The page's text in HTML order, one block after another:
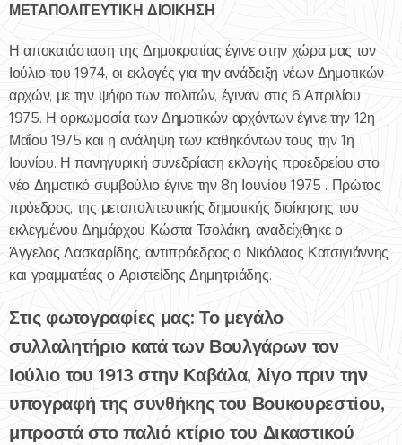
ΜΕΤΑΠΟΛΙΤΕΥΤΙΚΗ ΔΙΟΙΚΗΣΗ
Η αποκατάσταση της Δημοκρατίας έγινε στην χώρα μας τον
Ιούλιο του 1974, οι εκλογές για την ανάδειξη νέων Δημοτικών
αρχών, με την ψήφο των πολιτών, έγιναν στις 6 Απριλίου
1975. Η ορκωμοσία των Δημοτικών αρχόντων έγινε την 12η
Μαΐου 1975 και η ανάληψη των καθηκόντων τους την 1η
Ιουνίου. Η πανηγυρική συνεδρίαση εκλογής προεδρείου στο
νέο Δημοτικό συμβούλιο έγινε την 8η Ιουνίου 1975 . Πρώτος
πρόεδρος, της μεταπολιτευτικής δημοτικής διοίκησης του
εκλεγμένου Δημάρχου Κώστα Τσολάκη, αναδείχθηκε ο
Άγγελος Λασκαρίδης, αντιπρόεδρος ο Νικόλαος Κατσιγιάννης
και γραμματέας ο Αριστείδης Δημητριάδης.
Στις φωτογραφίες μας: Το μεγάλο
συλλαλητήριο κατά των Βουλγάρων τον
Ιούλιο του 1913 στην Καβάλα, λίγο πριν την
υπογραφή της συνθήκης του Βουκουρεστίου,
μπροστά στο παλιό κτίριο του Δικαστικού